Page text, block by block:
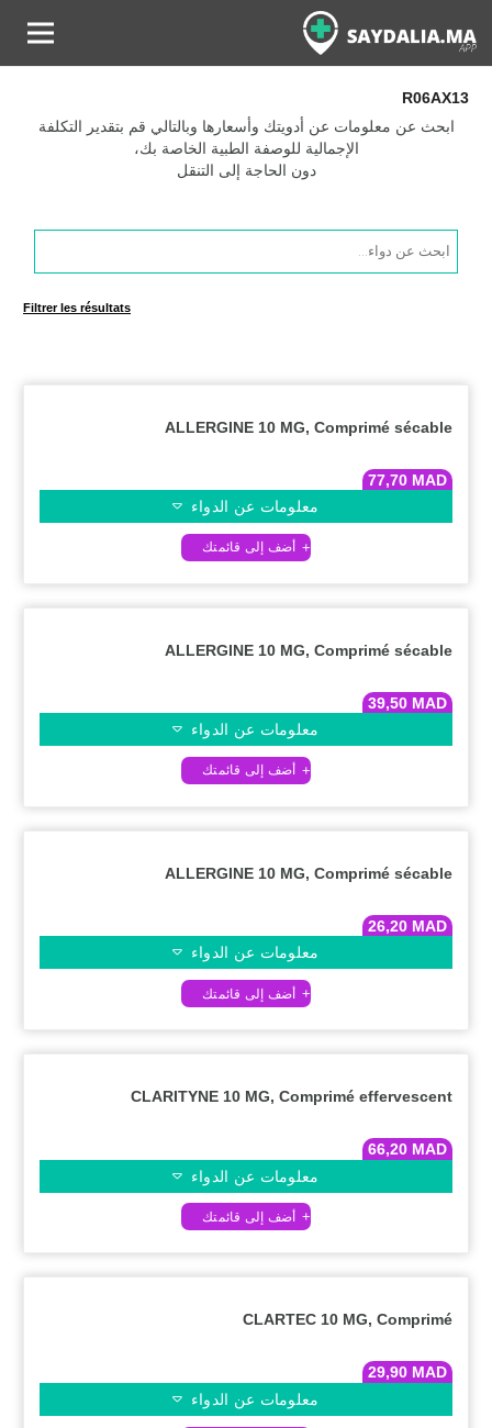
R06AX13
ابحث عن معلومات عن أدويتك وأسعارها وبالتالي قم بتقدير التكلفة
الإجمالية للوصفة الطبية الخاصة بك،
دون الحاجة إلى التنقل
Products
search
Filtrer les résultats
ALLERGINE 10 MG, Comprimé sécable
77,70 MAD
معلومات عن الدواء
ALLERGINE 10 MG, Comprimé sécable
39,50 MAD
معلومات عن الدواء
ALLERGINE 10 MG, Comprimé sécable
26,20 MAD
معلومات عن الدواء
CLARITYNE 10 MG, Comprimé effervescent
66,20 MAD
معلومات عن الدواء
CLARTEC 10 MG, Comprimé
29,90 MAD
معلومات عن الدواء